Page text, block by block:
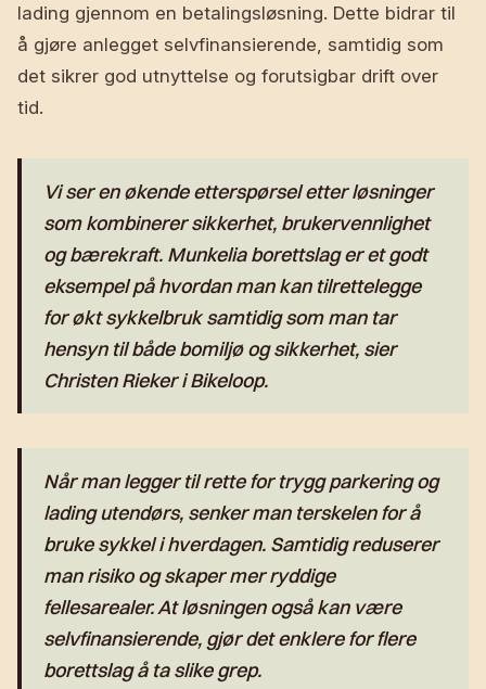
lading gjennom en betalingsløsning. Dette bidrar til
å gjøre anlegget selvfinansierende, samtidig som
det sikrer god utnyttelse og forutsigbar drift over
tid.
Vi ser en økende etterspørsel etter løsninger
som kombinerer sikkerhet, brukervennlighet
og bærekraft. Munkelia borettslag er et godt
eksempel på hvordan man kan tilrettelegge
for økt sykkelbruk samtidig som man tar
hensyn til både bomiljø og sikkerhet, sier
Christen Rieker i Bikeloop.
Når man legger til rette for trygg parkering og
lading utendørs, senker man terskelen for å
bruke sykkel i hverdagen. Samtidig reduserer
man risiko og skaper mer ryddige
fellesarealer. At løsningen også kan være
selvfinansierende, gjør det enklere for flere
borettslag å ta slike grep.